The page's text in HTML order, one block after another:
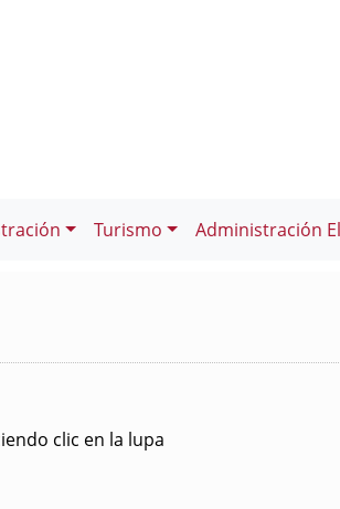
Turismo Administración
clic en la lupa